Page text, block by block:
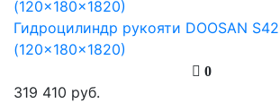
Гидроцилиндр рукояти DOOSAN
(120x180x1820)
0
319 410 руб.